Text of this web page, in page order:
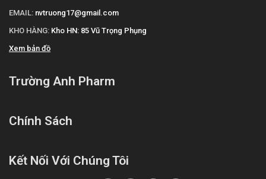
EMAIL: nvtruong17@gmail.com
KHO HÀNG: Kho HN: 85 Vũ Trọng Phụng
Xem bản đồ
Trường Anh Pharm
Chính Sách
Kết Nối Với Chúng Tôi